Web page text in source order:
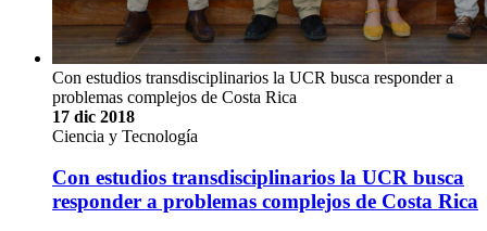
Con estudios transdisciplinarios la UCR busca responder a
problemas complejos de Costa Rica
17 dic 2018
Ciencia y Tecnología
Con estudios transdisciplinarios la UCR busca
responder a problemas complejos de Costa Rica